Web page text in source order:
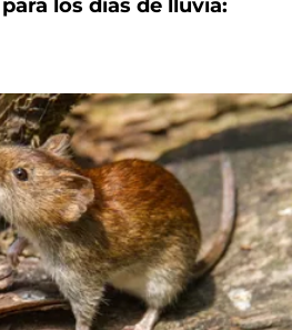
los días de lluvia: